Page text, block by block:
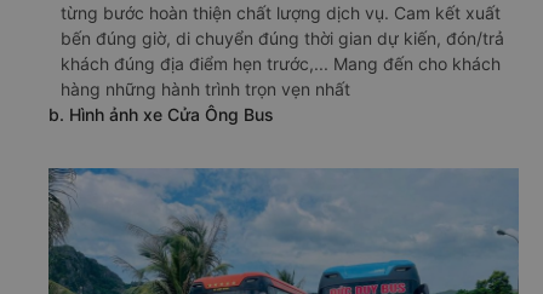
từng bước hoàn thiện chất lượng dịch vụ. Cam kết xuất
bến đúng giờ, di chuyển đúng thời gian dự kiến, đón/trả
khách đúng địa điểm hẹn trước,... Mang đến cho khách
hàng những hành trình trọn vẹn nhất
b. Hình ảnh xe Cửa Ông Bus